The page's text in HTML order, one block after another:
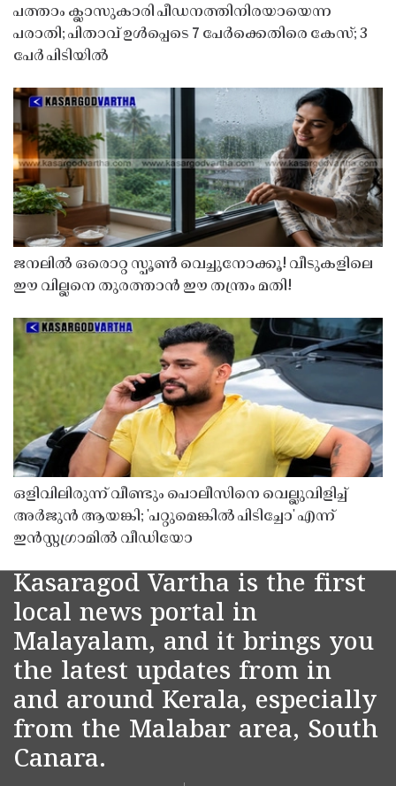
പത്താം ക്ലാസുകാരി പീഡനത്തിനിരയായെന്ന
പരാതി; പിതാവ് ഉൾപ്പെടെ 7 പേർക്കെതിരെ കേസ്; 3
പേർ പിടിയിൽ
ജനലിൽ ഒരൊറ്റ സ്പൂൺ വെച്ചുനോക്കൂ! വീടുകളിലെ
ഈ വില്ലനെ തുരത്താൻ ഈ തന്ത്രം മതി!
ഒളിവിലിരുന്ന് വീണ്ടും പൊലീസിനെ വെല്ലുവിളിച്ച്
അർജുൻ ആയങ്കി; 'പറ്റുമെങ്കിൽ പിടിച്ചോ' എന്ന്
ഇൻസ്റ്റഗ്രാമിൽ വീഡിയോ
Kasaragod Vartha is the first
local news portal in
Malayalam, and it brings you
the latest updates from in
and around Kerala, especially
from the Malabar area, South
Canara.